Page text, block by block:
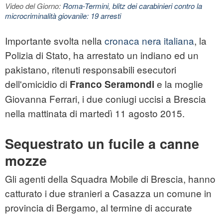
Video del Giorno:Roma-Termini, blitz dei carabinieri contro la
microcriminalità giovanile: 19 arresti
Importante svolta nella cronaca nera italiana, la
Polizia di Stato, ha arrestato un indiano ed un
pakistano, ritenuti responsabili esecutori
dell'omicidio di Franco Seramondi e la moglie
Giovanna Ferrari, i due coniugi uccisi a Brescia
nella mattinata di martedì 11 agosto 2015.
Sequestrato un fucile a canne
mozze
Gli agenti della Squadra Mobile di Brescia, hanno
catturato i due stranieri a Casazza un comune in
provincia di Bergamo, al termine di accurate